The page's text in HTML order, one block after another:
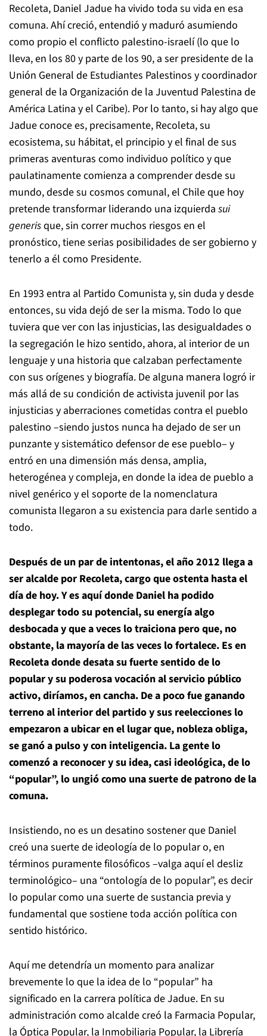
Recoleta, Daniel Jadue ha vivido toda su vida en esa
comuna. Ahí creció, entendió y maduró asumiendo
como propio el conflicto palestino-israelí (lo que lo
lleva, en los 80 y parte de los 90, a ser presidente de la
Unión General de Estudiantes Palestinos y coordinador
general de la Organización de la Juventud Palestina de
América Latina y el Caribe). Por lo tanto, si hay algo que
Jadue conoce es, precisamente, Recoleta, su
ecosistema, su hábitat, el principio y el final de sus
primeras aventuras como individuo político y que
paulatinamente comienza a comprender desde su
mundo, desde su cosmos comunal, el Chile que hoy
pretende transformar liderando una izquierda sui
generisque, sin correr muchos riesgos en el
pronóstico, tiene serias posibilidades de ser gobierno y
tenerlo a él como Presidente.
En 1993 entra al Partido Comunista y, sin duda y desde
entonces, su vida dejó de ser la misma. Todo lo que
tuviera que ver con las injusticias, las desigualdades o
la segregación le hizo sentido, ahora, al interior de un
lenguaje y una historia que calzaban perfectamente
con sus orígenes y biografía. De alguna manera logró ir
más allá de su condición de activista juvenil por las
injusticias y aberraciones cometidas contra el pueblo
palestino –siendo justos nunca ha dejado de ser un
punzante y sistemático defensor de ese pueblo– y
entró en una dimensión más densa, amplia,
heterogénea y compleja, en donde la idea de pueblo a
nivel genérico y el soporte de la nomenclatura
comunista llegaron a su existencia para darle sentido a
todo.
Después de un par de intentonas, el año 2012 llega a
ser alcalde por Recoleta, cargo que ostenta hasta el
día de hoy. Y es aquí donde Daniel ha podido
desplegar todo su potencial, su energía algo
desbocada y que a veces lo traiciona pero que, no
obstante, la mayoría de las veces lo fortalece. Es en
Recoleta donde desata su fuerte sentido de lo
popular y su poderosa vocación al servicio público
activo, diríamos, en cancha. De a poco fue ganando
terreno al interior del partido y sus reelecciones lo
empezaron a ubicar en el lugar que, nobleza obliga,
se ganó a pulso y con inteligencia. La gente lo
comenzó a reconocer y su idea, casi ideológica, de lo
“popular”, lo ungió como una suerte de patrono de la
comuna.
Insistiendo, no es un desatino sostener que Daniel
creó una suerte de ideología de lo popular o, en
términos puramente filosóficos –valga aquí el desliz
terminológico– una “ontología de lo popular”, es decir
lo popular como una suerte de sustancia previa y
fundamental que sostiene toda acción política con
sentido histórico.
Aquí me detendría un momento para analizar
brevemente lo que la idea de lo “popular” ha
significado en la carrera política de Jadue. En su
administración como alcalde creó la Farmacia Popular,
la Óptica Popular, la Inmobiliaria Popular, la Librería